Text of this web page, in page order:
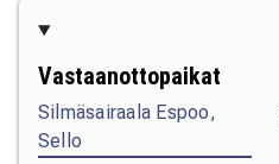
Vastaanottopaikat
Silmäsairaala Espoo,
Sello